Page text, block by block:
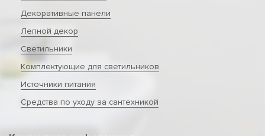
Декоративные панели
Лепной декор
Светильники
Комплектующие для светильников
Источники питания
Средства по уходу за сантехникой